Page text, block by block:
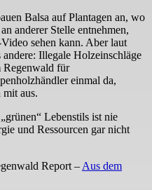
Balsa auf Plantagen an, wo
anderer Stelle entnehmen,
sehen kann. Aber laut
Illegale Holzeinschläge
Regenwald für
einmal da,
mit aus.
Lebenstils ist nie
und Ressourcen gar nicht
Report – Aus dem